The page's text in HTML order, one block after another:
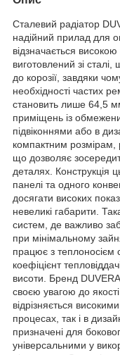
Сталевий радіатор
надійний прилад для
відзначається
виготовлений зі сталі,
до корозії, завдяки
необхідності частих
становить лише 64,5
приміщень із
підвіконнями або в
компактним розмірам,
що дозволяє
деталях. Конструкція
панелі та одного
досягати високих
невеликі габарити.
систем, де важливо
при мінімальному
працює з теплоносієм
коефіцієнт
висоти. Бренд
своєю увагою до
відрізняється
процесах, так і в
призначені для
універсальними у